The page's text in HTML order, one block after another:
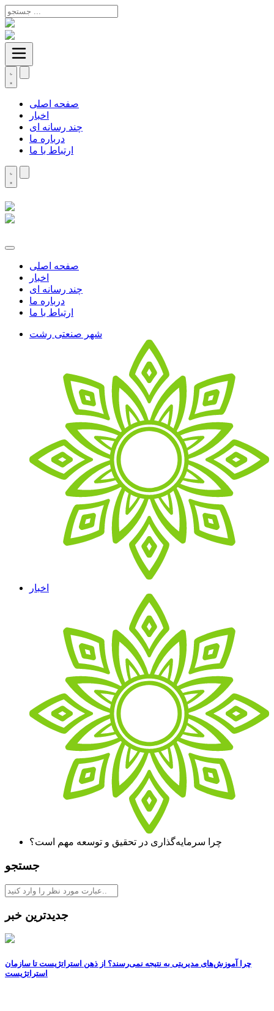
صفحه اصلی
اخبار
چند رسانه ای
درباره ما
ارتباط با ما
صفحه اصلی
اخبار
چند رسانه ای
درباره ما
ارتباط با ما
شهر صنعتی رشت
اخبار
چرا سرمایه‌گذاری در تحقیق و توسعه مهم است؟
جستجو
جدیدترین خبر
چرا آموزش‌های مدیریتی به نتیجه نمی‌رسند؟ از ذهن استراتژیست تا سازمان
استراتژیست